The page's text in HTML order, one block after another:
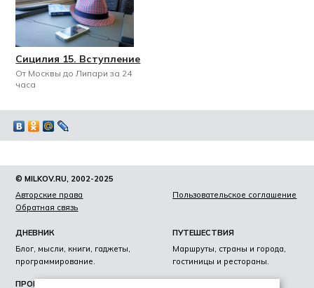
Сицилия 15. Вступление
От Москвы до Липари за 24
часа
© MILKOV.RU, 2002-2025
Авторские права
Пользовательское соглашение
Обратная связь
ДНЕВНИК
Блог, мысли, книги, гаджеты,
программирование.
ПУТЕШЕСТВИЯ
Маршруты, страны и города,
гостиницы и рестораны.
ПРОЕКТЫ